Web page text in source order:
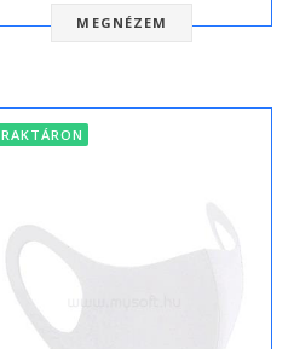
MEGNÉZEM
RAKTÁRON